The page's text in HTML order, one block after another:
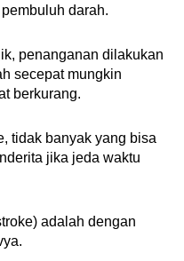
darah.
penanganan dilakukan
secepat mungkin
berkurang.
tidak banyak yang bisa
jika jeda waktu
adalah dengan